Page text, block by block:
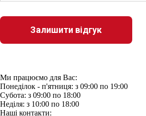
Ми працюємо для Вас:
Понеділок - п'ятниця: з 09:00 по 19:00
Субота: з 09:00 по 18:00
Неділя: з 10:00 по 18:00
Наші контакти: